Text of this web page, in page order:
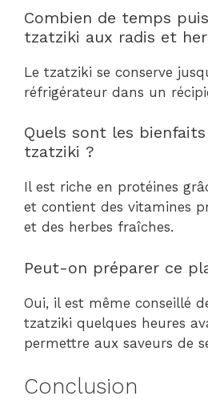
Combien de temps
tzatziki aux radis et
Le tzatziki se conserve
réfrigérateur dans un
Quels sont les
tzatziki ?
Il est riche en protéines
et contient des vitamines
et des herbes fraîches.
Peut-on préparer ce
Oui, il est même conseillé
tzatziki quelques heures
permettre aux saveurs de
Conclusion